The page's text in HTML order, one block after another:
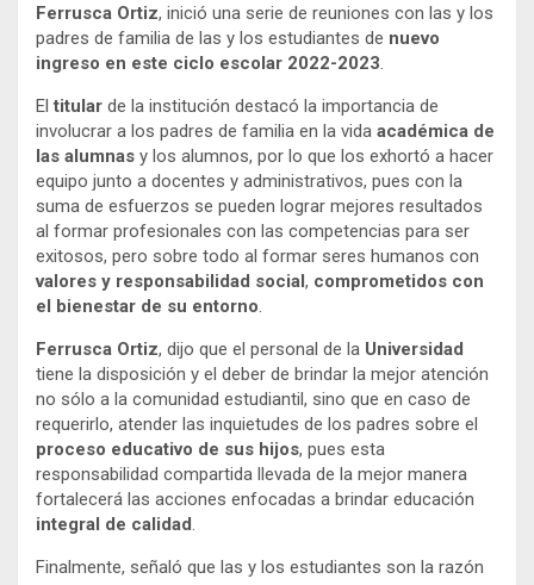
Ferrusca Ortiz, inició una serie de reuniones con las y los
padres de familia de las y los estudiantes de nuevo
ingreso en este ciclo escolar 2022-2023
El titular de la institución destacó la importancia de
involucrar a los padres de familia en la vida académica de
las alumnas y los alumnos, por lo que los exhortó a hacer
equipo junto a docentes y administrativos, pues con la
suma de esfuerzos se pueden lograr mejores resultados
al formar profesionales con las competencias para ser
exitosos, pero sobre todo al formar seres humanos con
valores y responsabilidad social, comprometidos con
el bienestar de su entorno
Ferrusca Ortiz, dijo que el personal de la Universidad
tiene la disposición y el deber de brindar la mejor atención
no sólo a la comunidad estudiantil, sino que en caso de
requerirlo, atender las inquietudes de los padres sobre el
proceso educativo de sus hijos, pues esta
responsabilidad compartida llevada de la mejor manera
fortalecerá las acciones enfocadas a brindar educación
integral de calidad
Finalmente, señaló que las y los estudiantes son la razón